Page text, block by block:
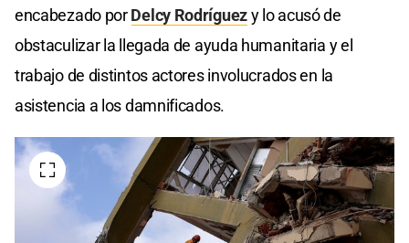
encabezado porDelcy Rodríguezy lo acusó de
obstaculizar la llegada de ayuda humanitaria y el
trabajo de distintos actores involucrados en la
asistencia a los damnificados.